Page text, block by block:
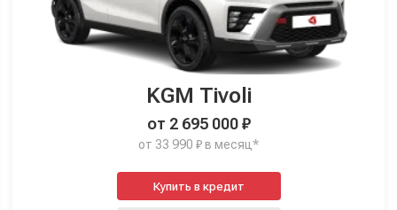
KGM Tivoli
от 2 695 000 ₽
от 33 990 ₽ в месяц*
Купить в кредит